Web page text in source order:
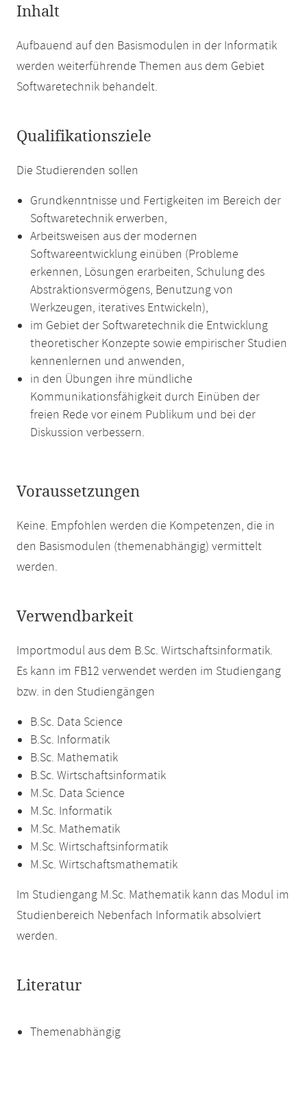
Inhalt
Aufbauend auf den Basismodulen in der Informatik
werden weiterführende Themen aus dem Gebiet
Softwaretechnik behandelt.
Qualifikationsziele
Die Studierenden sollen
Grundkenntnisse und Fertigkeiten im Bereich der
Softwaretechnik erwerben,
Arbeitsweisen aus der modernen
Softwareentwicklung einüben (Probleme
erkennen, Lösungen erarbeiten, Schulung des
Abstraktionsvermögens, Benutzung von
Werkzeugen, iteratives Entwickeln),
im Gebiet der Softwaretechnik die Entwicklung
theoretischer Konzepte sowie empirischer Studien
kennenlernen und anwenden,
in den Übungen ihre mündliche
Kommunikationsfähigkeit durch Einüben der
freien Rede vor einem Publikum und bei der
Diskussion verbessern.
Voraussetzungen
Keine. Empfohlen werden die Kompetenzen, die in
den Basismodulen (themenabhängig) vermittelt
werden.
Verwendbarkeit
Importmodul aus dem B.Sc. Wirtschaftsinformatik.
Es kann im FB12 verwendet werden im Studiengang
bzw. in den Studiengängen
B.Sc. Data Science
B.Sc. Informatik
B.Sc. Mathematik
B.Sc. Wirtschaftsinformatik
M.Sc. Data Science
M.Sc. Informatik
M.Sc. Mathematik
M.Sc. Wirtschaftsinformatik
M.Sc. Wirtschaftsmathematik
Im Studiengang M.Sc. Mathematik kann das Modul im
Studienbereich Nebenfach Informatik absolviert
werden.
Literatur
Themenabhängig